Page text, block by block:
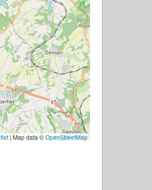
| Map data ©OpenStreetMap